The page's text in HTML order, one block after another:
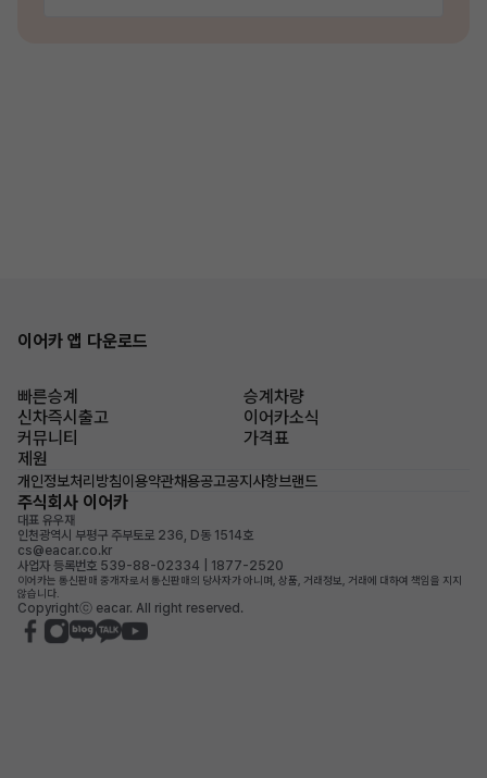
이어카 앱 다운로드
빠른승계
승계차량
신차즉시출고
이어카소식
커뮤니티
가격표
제원
개인정보처리방침이용약관채용공고공지사항브랜드
주식회사 이어카
대표 유우재
인천광역시 부평구 주부토로 236, D동 1514호
cs@eacar.co.kr
사업자 등록번호 539-88-02334 | 1877-2520
이어카는 통신판매 중개자로서 통신판매의 당사자가 아니며, 상품, 거래정보, 거래에 대하여 책임을 지지
않습니다.
Copyrightⓒ eacar. All right reserved.